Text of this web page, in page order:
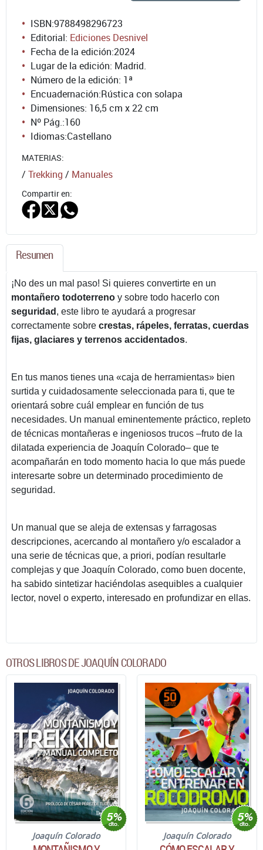
ISBN:9788498296723
Editorial: Ediciones Desnivel
Fecha de la edición:2024
Lugar de la edición: Madrid.
Número de la edición: 1ª
Encuadernación:Rústica con solapa
Dimensiones: 16,5 cm x 22 cm
Nº Pág.:160
Idiomas:Castellano
MATERIAS:
/ Trekking / Manuales
Compartir en:
Resumen
¡No des un mal paso! Si quieres convertirte en un
montañero todoterreno y sobre todo hacerlo con
seguridad , este libro te ayudará a progresar
correctamente sobre crestas, rápeles, ferratas, cuerdas
fijas, glaciares y terrenos accidentados.
En tus manos tienes una «caja de herramientas» bien
surtida y cuidadosamente seleccionada para ti, que te
orientará sobre cuál emplear en función de tus
necesidades. Un manual eminentemente práctico, repleto
de técnicas montañeras e ingeniosos trucos ‒fruto de la
dilatada experiencia de Joaquín Colorado‒ que te
acompañarán en todo momento hacia lo que más puede
interesarte sobre un determinado procedimiento de
seguridad.
Un manual que se aleja de extensas y farragosas
descripciones, acercando al montañero y/o escalador a
una serie de técnicas que, a priori, podían resultarle
complejas y que Joaquín Colorado, como buen docente,
ha sabido sintetizar haciéndolas asequibles a cualquier
lector, novel o experto, interesado en profundizar en ellas.
OTROS LIBROS DE JOAQUÍN COLORADO
Joaquín Colorado Joaquín Colorado